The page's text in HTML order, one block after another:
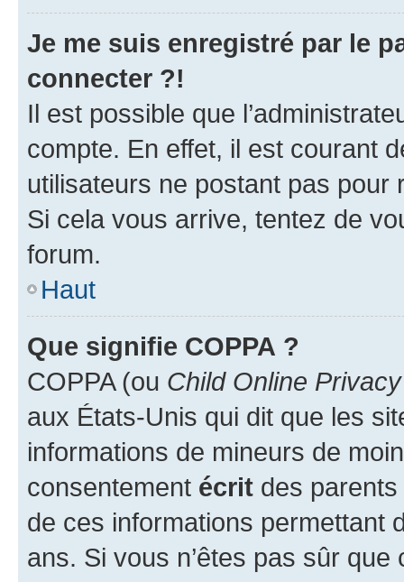
Je me suis enregistré par le
connecter ?!
Il est possible que
compte. En effet, il est courant
utilisateurs ne postant pas pour
Si cela vous arrive, tentez de
forum.
Haut
Que signifie COPPA ?
COPPA (ou Child Online
aux États-Unis qui dit que les
informations de mineurs de
consentement écrit des parents
de ces informations permettant
ans. Si vous n’êtes pas sûr